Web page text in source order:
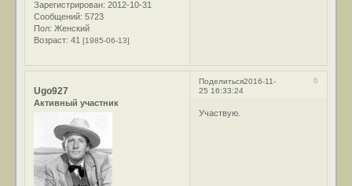
Зарегистрирован: 2012-10-31
Сообщений: 5723
Пол: Женский
Возраст: 41[1985-06-13]
Поделиться 6
2016-11-
25 16:33:24
Ugo927
Активный участник
Участвую.